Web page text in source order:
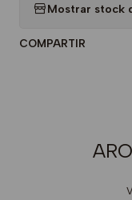
Mostrar stock
COMPARTIR